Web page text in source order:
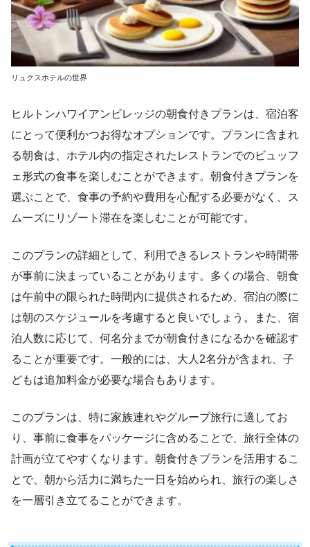
リュクスホテルの世界
ヒルトンハワイアンビレッジの朝食付きプランは、宿泊客
にとって便利かつお得なオプションです。プランに含まれ
る朝食は、ホテル内の指定されたレストランでのビュッフ
ェ形式の食事を楽しむことができます。朝食付きプランを
選ぶことで、食事の予約や費用を心配する必要がなく、ス
ムーズにリゾート滞在を楽しむことが可能です。
このプランの詳細として、利用できるレストランや時間帯
が事前に決まっていることがあります。多くの場合、朝食
は午前中の限られた時間内に提供されるため、宿泊の際に
は朝のスケジュールを考慮すると良いでしょう。また、宿
泊人数に応じて、何名分までが朝食付きになるかを確認す
ることが重要です。一般的には、大人2名分が含まれ、子
どもは追加料金が必要な場合もあります。
このプランは、特に家族連れやグループ旅行に適してお
り、事前に食事をパッケージに含めることで、旅行全体の
計画が立てやすくなります。朝食付きプランを活用するこ
とで、朝から活力に満ちた一日を始められ、旅行の楽しさ
を一層引き立てることができます。